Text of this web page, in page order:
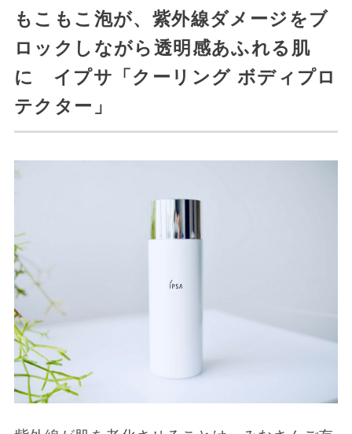
もこもこ泡が、紫外線ダメージをブ
ロックしながら透明感あふれる肌
に イプサ「クーリング ボディプロ
テクター」